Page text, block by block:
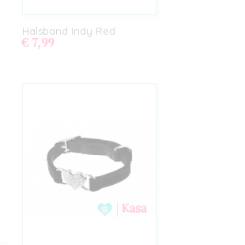
Halsband Indy Red
€ 7,99